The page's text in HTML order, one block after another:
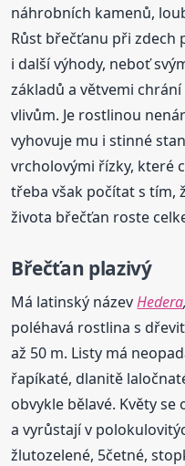
náhrobních kamenů,
Růst břečťanu při zdech
i další výhody, neboť
základů a větvemi
vlivům. Je rostlinou
vyhovuje mu i stinné
vrcholovými řízky, které
třeba však počítat s tím,
života břečťan roste
Břečťan plazivý
Má latinský názevHedera,
poléhavá rostlina s
až 50 m. Listy má
řapíkaté, dlanitě
obvykle bělavé. Květy
a vyrůstají v
žlutozelené, 5četné,